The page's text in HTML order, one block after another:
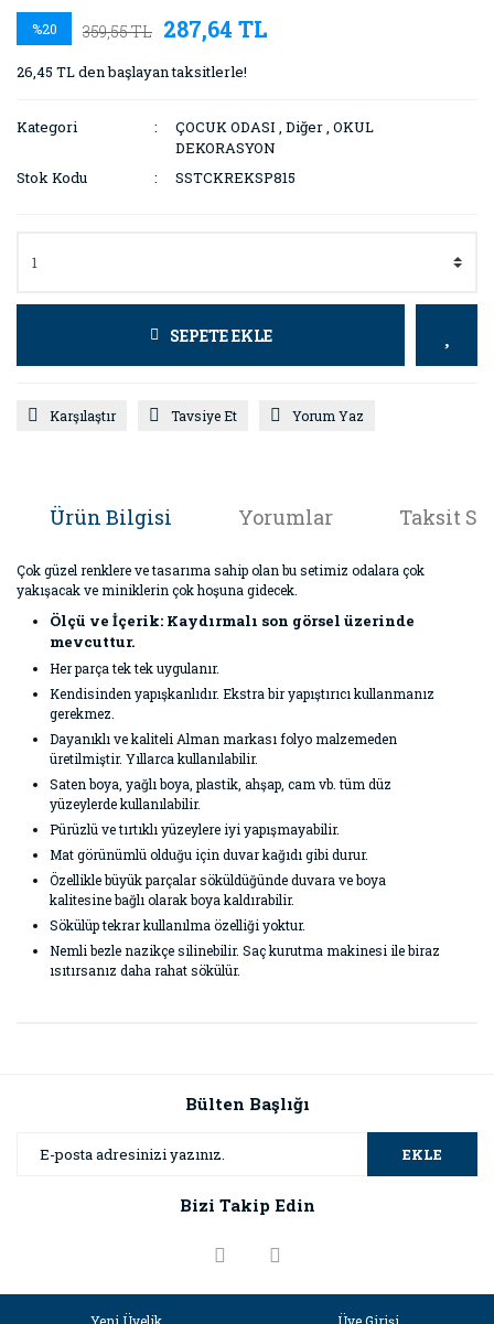
%20 359,55 TL 287,64 TL
26,45 TL den başlayan taksitlerle!
Kategori ÇOCUK ODASI ,Diğer,OKUL
DEKORASYON
Stok Kodu
SSTCKREKSP815
SEPETE EKLE
Karşılaştır Tavsiye Et Yorum Yaz
Ürün Bilgisi Yorumlar Taksit
Çok güzel renklere ve tasarıma sahip olan bu setimiz odalara çok
yakışacak ve miniklerin çok hoşuna gidecek.
Ölçü ve İçerik: Kaydırmalı son görsel üzerinde
mevcuttur.
Her parça tek tek uygulanır.
Kendisinden yapışkanlıdır. Ekstra bir yapıştırıcı kullanmanız
gerekmez.
Dayanıklı ve kaliteli Alman markası folyo malzemeden
üretilmiştir. Yıllarca kullanılabilir.
Saten boya, yağlı boya, plastik, ahşap, cam vb. tüm düz
yüzeylerde kullanılabilir.
Pürüzlü ve tırtıklı yüzeylere iyi yapışmayabilir.
Mat görünümlü olduğu için duvar kağıdı gibi durur.
Özellikle büyük parçalar söküldüğünde duvara ve boya
kalitesine bağlı olarak boya kaldırabilir.
Sökülüp tekrar kullanılma özelliği yoktur.
Nemli bezle nazikçe silinebilir. Saç kurutma makinesi ile biraz
ısıtırsanız daha rahat sökülür.
Görüş ve önerileriniz için teşekkür ederiz.
Ürün resmi kalitesiz, bozuk veya görüntülenemiyor.
Ürün bilgilerinde hatalar bulunuyor.
Bülten Başlığı
EKLE
Bizi Takip Edin